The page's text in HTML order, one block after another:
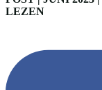
LEZEN